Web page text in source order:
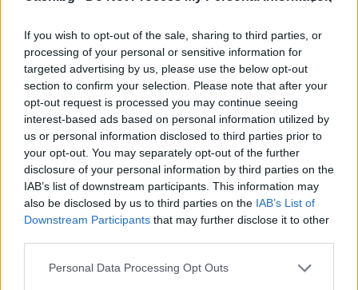
If you wish to opt-out of the sale, sharing to third parties, or
processing of your personal or sensitive information for
targeted advertising by us, please use the below opt-out
section to confirm your selection. Please note that after your
opt-out request is processed you may continue seeing
interest-based ads based on personal information utilized by
us or personal information disclosed to third parties prior to
your opt-out. You may separately opt-out of the further
disclosure of your personal information by third parties on the
IAB’s list of downstream participants. This information may
also be disclosed by us to third parties on the IAB’s List of
Downstream Participants that may further disclose it to other
Personal Data Processing Opt Outs
Изкуствен интелект за първи път
създаде нови жизнеспособни вируси
07.08.2026 / 15:30